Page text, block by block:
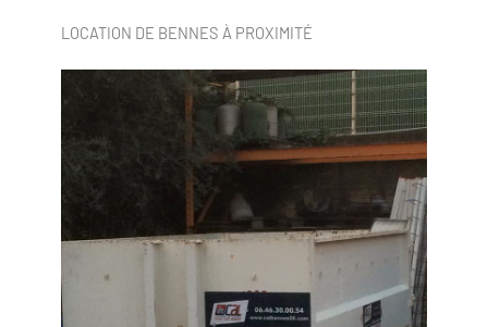
LOCATION DE BENNES À PROXIMITÉ